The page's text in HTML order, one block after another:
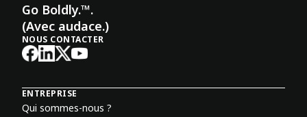
Go Boldly.™.
(Avec audace.)
NOUS CONTACTER
ENTREPRISE
Qui sommes-nous ?